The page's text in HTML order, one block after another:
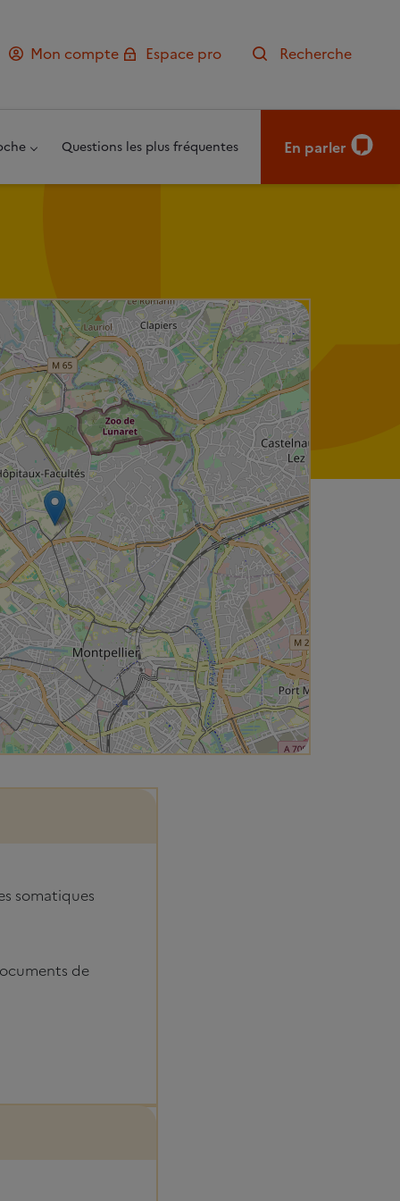
Mon compte
Espace pro Recherche
Questions les plus fréquentes En parler
somatiques
de